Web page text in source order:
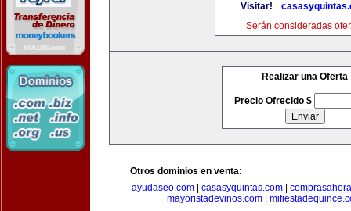
Visitar!
Serán consideradas
Realizar una Oferta
Precio Ofrecido $
Otros dominios en venta:
ayudaseo.com
casasyquintas.com
mayoristadevinos.com